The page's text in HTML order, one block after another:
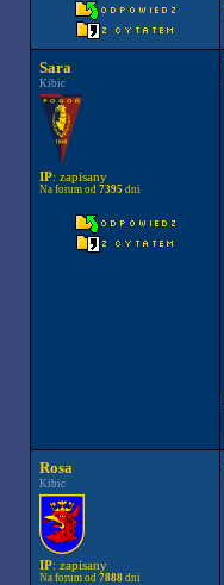
Sara
Kibic
IP: zapisany
Na forum od 7395dni
Rosa
Kibic
IP: zapisany
Na forum od 7888dni